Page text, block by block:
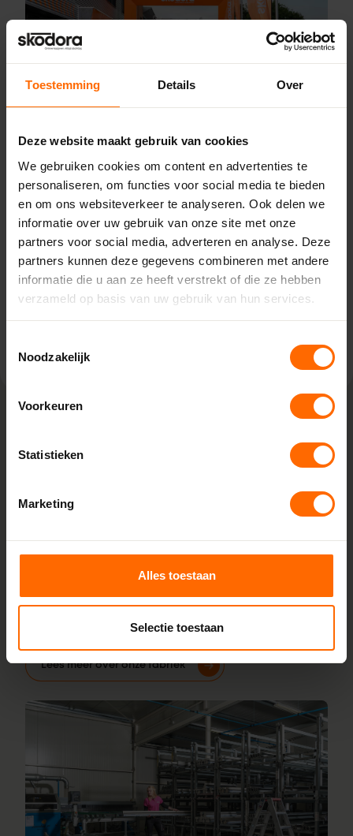
Toestemming Details Over
Deze website maakt gebruik van cookies
We gebruiken cookies om content en advertenties te
personaliseren, om functies voor social media te bieden
en om ons websiteverkeer te analyseren. Ook delen we
informatie over uw gebruik van onze site met onze
partners voor social media, adverteren en analyse. Deze
partners kunnen deze gegevens combineren met andere
informatie die u aan ze heeft verstrekt of die ze hebben
verzameld op basis van uw gebruik van hun services.
Noodzakelijk
Voorkeuren
Statistieken
Marketing
Alles toestaan
Selectie toestaan
Fabriek Pick-up point
Heerenveen
Houtdraaier 5,
8447 GG Heerenveen
0513335000
heerenveen@skodora.nl
Lokaal geproduceerd in onze eigen
fabriek
zonder omwegen. We produceren alles zelf in onze
de buurt Leeuwarden. Heb je vragen? Dan staan onze
vakmensen direct voor je klaar.
Lees meer over onze fabriek